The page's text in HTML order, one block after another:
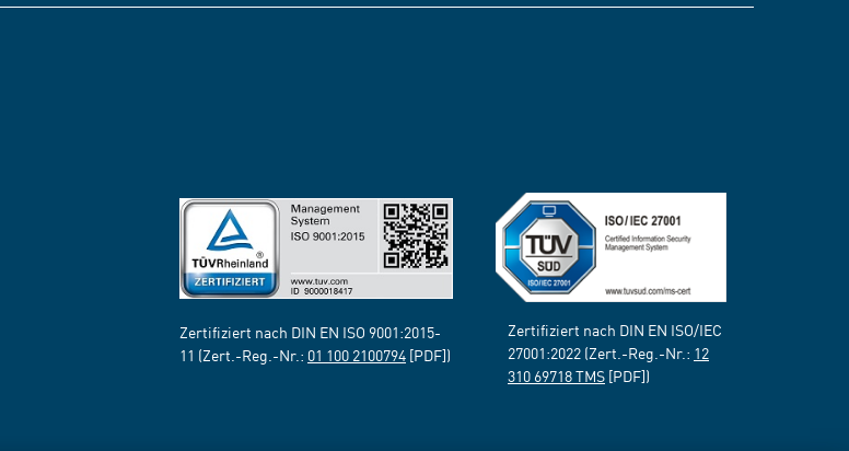
Zertifiziert nach DIN EN ISO 9001:2015-
11 (Zert.-Reg.-Nr.: 01 100 2100794 [PDF])
Zertifiziert nach DIN EN ISO/IEC
27001:2022 (Zert.-Reg.-Nr.: 12
310 69718 TMS [PDF])